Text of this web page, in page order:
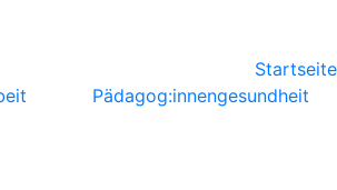
Startseite
Pädagog:innengesundheit